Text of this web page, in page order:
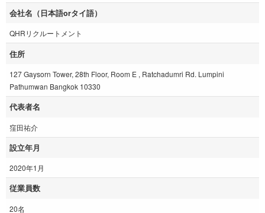
会社名（日本語orタイ語）
QHRリクルートメント
住所
127 Gaysorn Tower, 28th Floor, Room E , Ratchadumri Rd. Lumpini
Pathumwan Bangkok 10330
代表者名
窪田祐介
設立年月
2020年1月
従業員数
20名